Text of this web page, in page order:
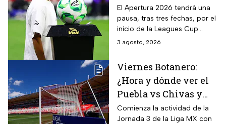
pausa por la Leagues
Cup
El Apertura 2026 tendrá una
pausa, tras tres fechas, por el
inicio de la Leagues Cup
donde compite la Liga MX vs
3 agosto, 2026
Viernes Botanero:
¿Hora y dónde ver el
Puebla vs Chivas y
Juárez vs Pumas?
Comienza la actividad de la
Jornada 3 de la Liga MX con